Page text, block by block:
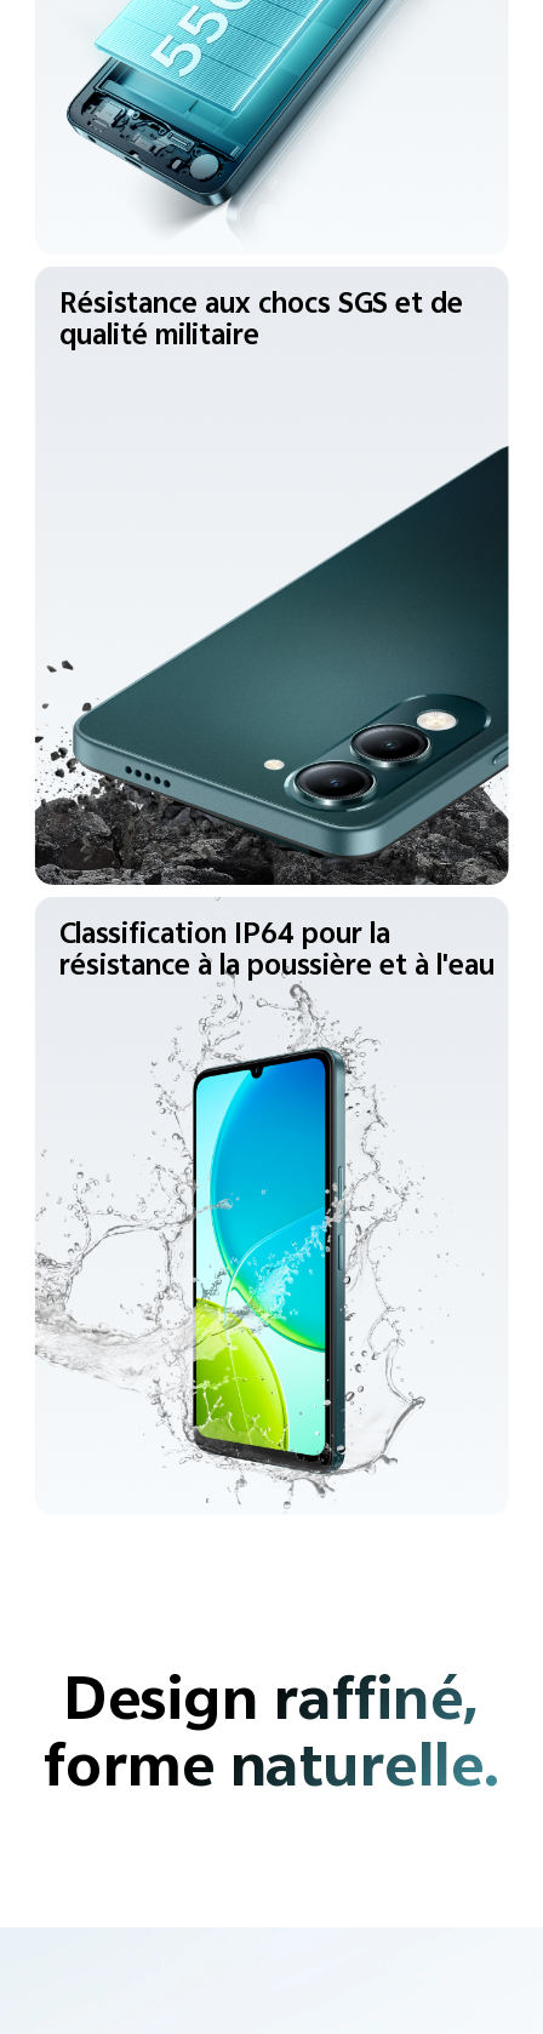
Résistance aux chocs SGSet de
qualité militaire
Classification IP64 pour la
résistance à la poussièreet à l'eau
Design raffiné,
forme naturelle.